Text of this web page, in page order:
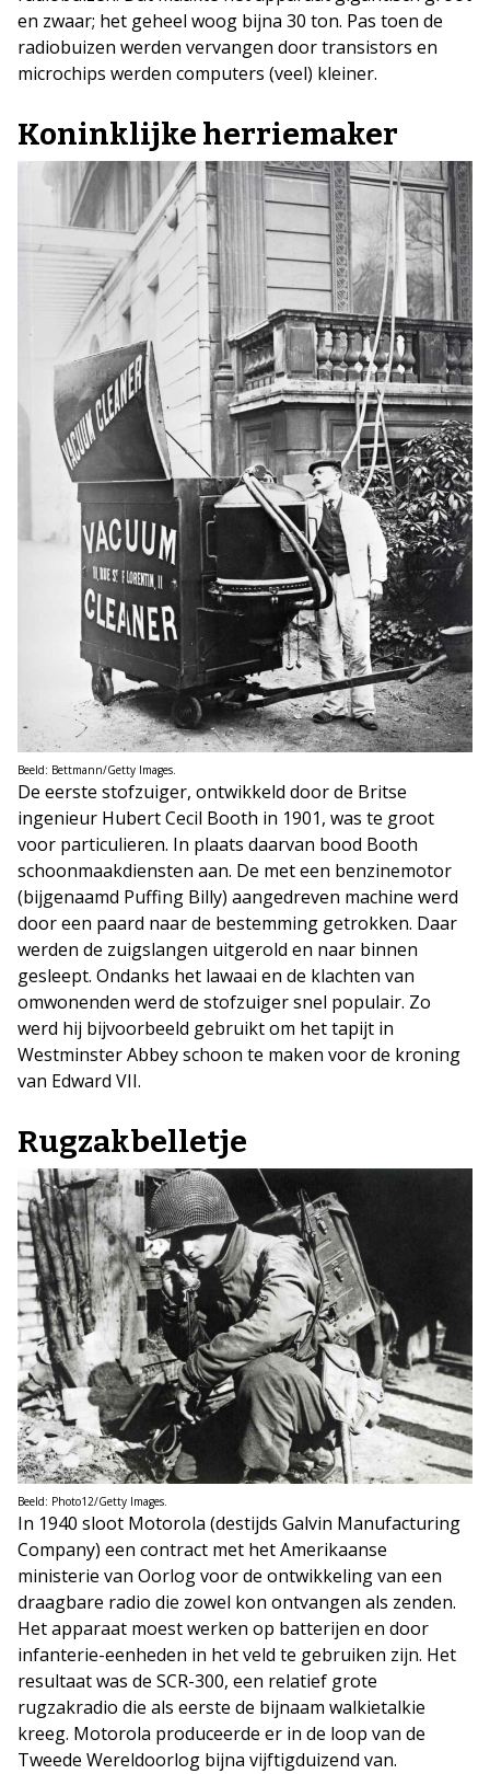
en zwaar; het geheel woog bijna 30 ton. Pas toen de
radiobuizen werden vervangen door transistors en
microchips werden computers (veel) kleiner.
Koninklijke herriemaker
Beeld: Bettmann/Getty Images.
De eerste stofzuiger, ontwikkeld door de Britse
ingenieur Hubert Cecil Booth in 1901, was te groot
voor particulieren. In plaats daarvan bood Booth
schoonmaakdiensten aan. De met een benzinemotor
(bijgenaamd Puffing Billy) aangedreven machine werd
door een paard naar de bestemming getrokken. Daar
werden de zuigslangen uitgerold en naar binnen
gesleept. Ondanks het lawaai en de klachten van
omwonenden werd de stofzuiger snel populair. Zo
werd hij bijvoorbeeld gebruikt om het tapijt in
Westminster Abbey schoon te maken voor de kroning
van Edward VII.
Rugzakbelletje
Beeld: Photo12/Getty Images.
In 1940 sloot Motorola (destijds Galvin Manufacturing
Company) een contract met het Amerikaanse
ministerie van Oorlog voor de ontwikkeling van een
draagbare radio die zowel kon ontvangen als zenden.
Het apparaat moest werken op batterijen en door
infanterie-eenheden in het veld te gebruiken zijn. Het
resultaat was de SCR-300, een relatief grote
rugzakradio die als eerste de bijnaam walkietalkie
kreeg. Motorola produceerde er in de loop van de
Tweede Wereldoorlog bijna vijftigduizend van.